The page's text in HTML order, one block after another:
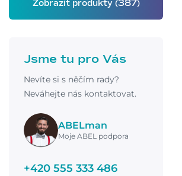
Jsme tu pro Vás
Nevíte si s něčím rady?
Neváhejte nás kontaktovat.
ABELman
Moje ABEL podpora
+420 555 333 486